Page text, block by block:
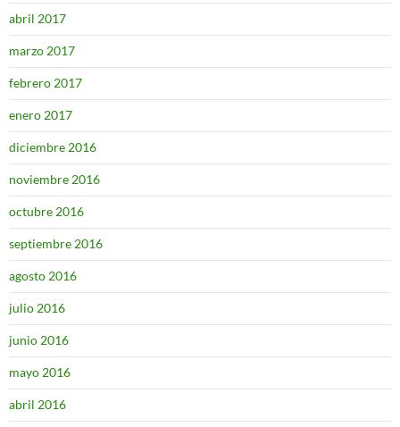
abril 2017
marzo 2017
febrero 2017
enero 2017
diciembre 2016
noviembre 2016
octubre 2016
septiembre 2016
agosto 2016
julio 2016
junio 2016
mayo 2016
abril 2016